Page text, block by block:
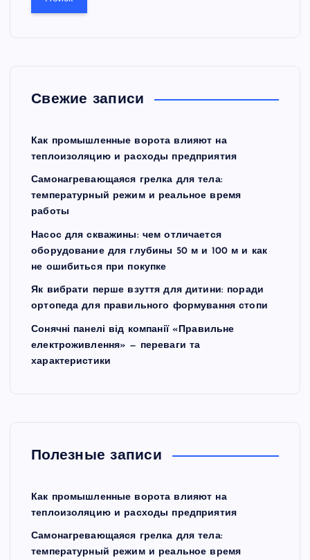
Свежие записи
Как промышленные ворота влияют на
теплоизоляцию и расходы предприятия
Самонагревающаяся грелка для тела:
температурный режим и реальное время
работы
Насос для скважины: чем отличается
оборудование для глубины 50 м и 100 м и как
не ошибиться при покупке
Як вибрати перше взуття для дитини: поради
ортопеда для правильного формування стопи
Сонячні панелі від компанії «Правильне
електроживлення» — переваги та
характеристики
Полезные записи
Как промышленные ворота влияют на
теплоизоляцию и расходы предприятия
Самонагревающаяся грелка для тела:
температурный режим и реальное время